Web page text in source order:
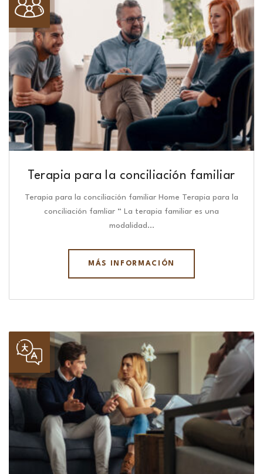
Terapia para la conciliación familiar
Terapia para la conciliación familiar Home Terapia para la
conciliación famliar “ La terapia familiar es una
modalidad…
MÁS INFORMACIÓN